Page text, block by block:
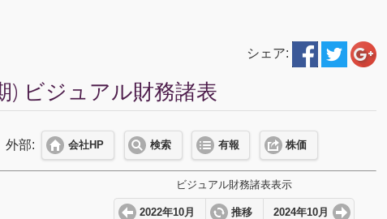
シェア:
) ビジュアル財務諸表
外部: 会社HP 検索 有報 株価
ビジュアル財務諸表表示
2022年10月 推移 2024年10月